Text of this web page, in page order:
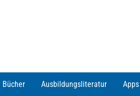
Bücher Ausbildungsliteratur Apps